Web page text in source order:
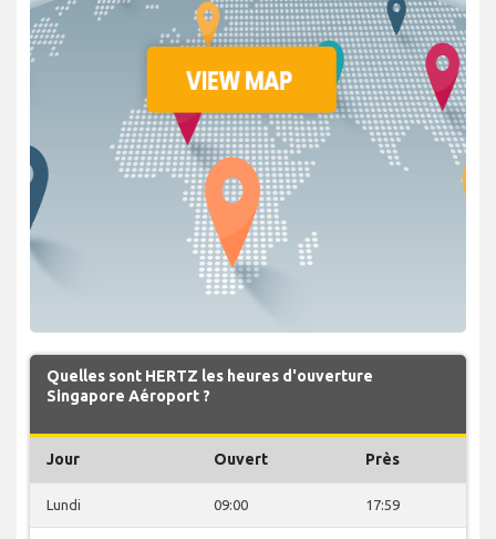
Quelles sont HERTZ les heures d'ouverture
Singapore Aéroport ?
Jour Ouvert Près
Lundi 09:00 17:59